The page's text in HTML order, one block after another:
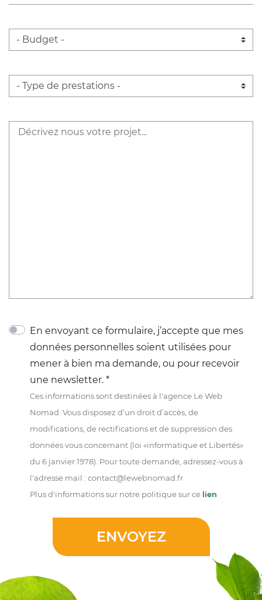
Budget
Type de prestations
Message
En envoyant ce formulaire, j’accepte que mes
données personnelles soient utilisées pour
mener à bien ma demande, ou pour recevoir
une newsletter. *
Ces informations sont destinées à l'agence Le Web
Nomad. Vous disposez d’un droit d’accès, de
modifications, de rectifications et de suppression des
données vous concernant (loi «informatique et Libertés»
du 6 janvier 1978). Pour toute demande, adressez-vous à
l'adresse mail : contact@lewebnomad.fr
Plus d'informations sur notre politique sur ce lien
ENVOYEZ